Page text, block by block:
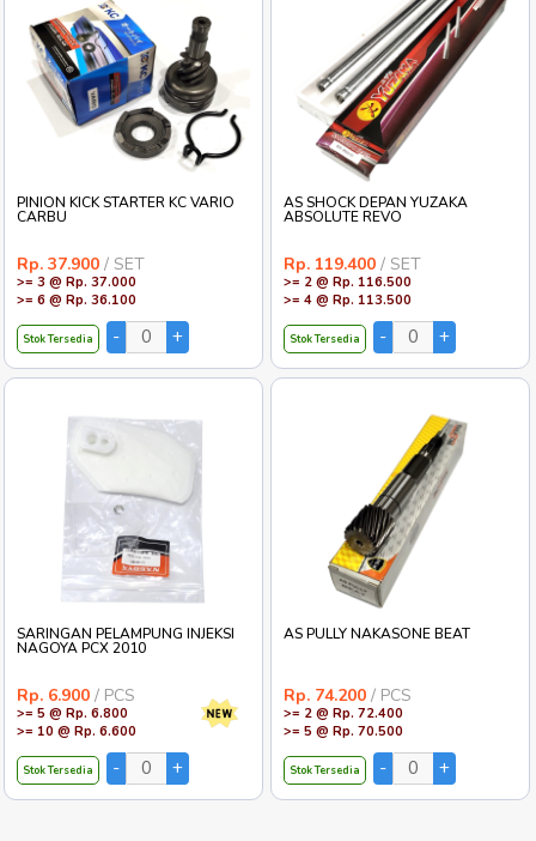
PINION KICK STARTER KC VARIO
CARBU
Rp. 37.900 / SET
>= 3 @ Rp. 37.000
>= 6 @ Rp. 36.100
Stok Tersedia
AS SHOCK DEPAN YUZAKA
ABSOLUTE REVO
Rp. 119.400 / SET
>= 2 @ Rp. 116.500
>= 4 @ Rp. 113.500
Stok Tersedia
SARINGAN PELAMPUNG INJEKSI
NAGOYA PCX 2010
Rp. 6.900 / PCS
>= 5 @ Rp. 6.800
>= 10 @ Rp. 6.600
Stok Tersedia
AS PULLY NAKASONE BEAT
Rp. 74.200 / PCS
>= 2 @ Rp. 72.400
>= 5 @ Rp. 70.500
Stok Tersedia